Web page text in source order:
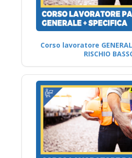
Corso lavoratore
RISCHIO